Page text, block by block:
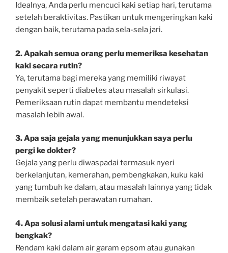
Idealnya, Anda perlu mencuci kaki setiap hari, terutama
setelah beraktivitas. Pastikan untuk mengeringkan kaki
dengan baik, terutama pada sela-sela jari.
2. Apakah semua orang perlu memeriksa kesehatan
kaki secara rutin?
Ya, terutama bagi mereka yang memiliki riwayat
penyakit seperti diabetes atau masalah sirkulasi.
Pemeriksaan rutin dapat membantu mendeteksi
masalah lebih awal.
3. Apa saja gejala yang menunjukkan saya perlu
pergi ke dokter?
Gejala yang perlu diwaspadai termasuk nyeri
berkelanjutan, kemerahan, pembengkakan, kuku kaki
yang tumbuh ke dalam, atau masalah lainnya yang tidak
membaik setelah perawatan rumahan.
4. Apa solusi alami untuk mengatasi kaki yang
bengkak?
Rendam kaki dalam air garam epsom atau gunakan